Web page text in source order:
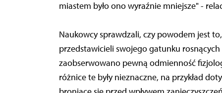
miastem było ono wyraźnie mniejsze" -
Naukowcy sprawdzali, czy powodem jest
przedstawicieli swojego gatunku
zaobserwowano pewną odmienność
różnice te były nieznaczne, na przykład